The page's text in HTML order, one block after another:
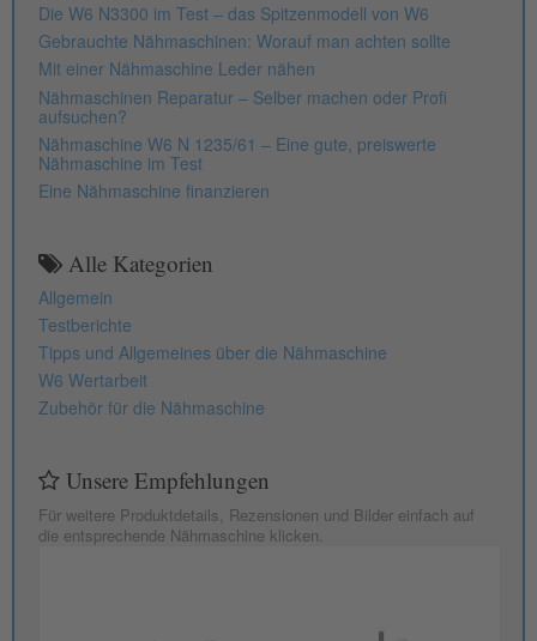
Die W6 N3300 im Test – das Spitzenmodell von W6
Gebrauchte Nähmaschinen: Worauf man achten sollte
Mit einer Nähmaschine Leder nähen
Nähmaschinen Reparatur – Selber machen oder Profi
aufsuchen?
Nähmaschine W6 N 1235/61 – Eine gute, preiswerte
Nähmaschine im Test
Eine Nähmaschine finanzieren
Alle Kategorien
Allgemein
Testberichte
Tipps und Allgemeines über die Nähmaschine
W6 Wertarbeit
Zubehör für die Nähmaschine
Unsere Empfehlungen
Für weitere Produktdetails, Rezensionen und Bilder einfach auf
die entsprechende Nähmaschine klicken.